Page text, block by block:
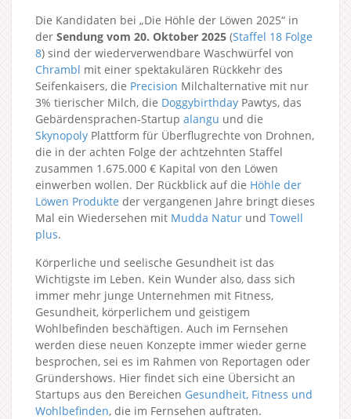
Die Kandidaten bei „Die Höhle der Löwen 2025“ in
der Sendung vom 20. Oktober 2025 (Staffel 18 Folge
8) sind der wiederverwendbare Waschwürfel von
Chrambl mit einer spektakulären Rückkehr des
Seifenkaisers, die Precision Milchalternative mit nur
3% tierischer Milch, die Doggybirthday Pawtys, das
Gebärdensprachen-Startup alangu und die
Skynopoly Plattform für Überflugrechte von Drohnen,
die in der achten Folge der achtzehnten Staffel
zusammen 1.675.000 € Kapital von den Löwen
einwerben wollen. Der Rückblick auf die Höhle der
Löwen Produkte der vergangenen Jahre bringt dieses
Mal ein Wiedersehen mit Mudda Natur und Towell
plus.
Körperliche und seelische Gesundheit ist das
Wichtigste im Leben. Kein Wunder also, dass sich
immer mehr junge Unternehmen mit Fitness,
Gesundheit, körperlichem und geistigem
Wohlbefinden beschäftigen. Auch im Fernsehen
werden diese neuen Konzepte immer wieder gerne
besprochen, sei es im Rahmen von Reportagen oder
Gründershows. Hier findet sich eine Übersicht an
Startups aus den Bereichen Gesundheit, Fitness und
Wohlbefinden, die im Fernsehen auftraten.